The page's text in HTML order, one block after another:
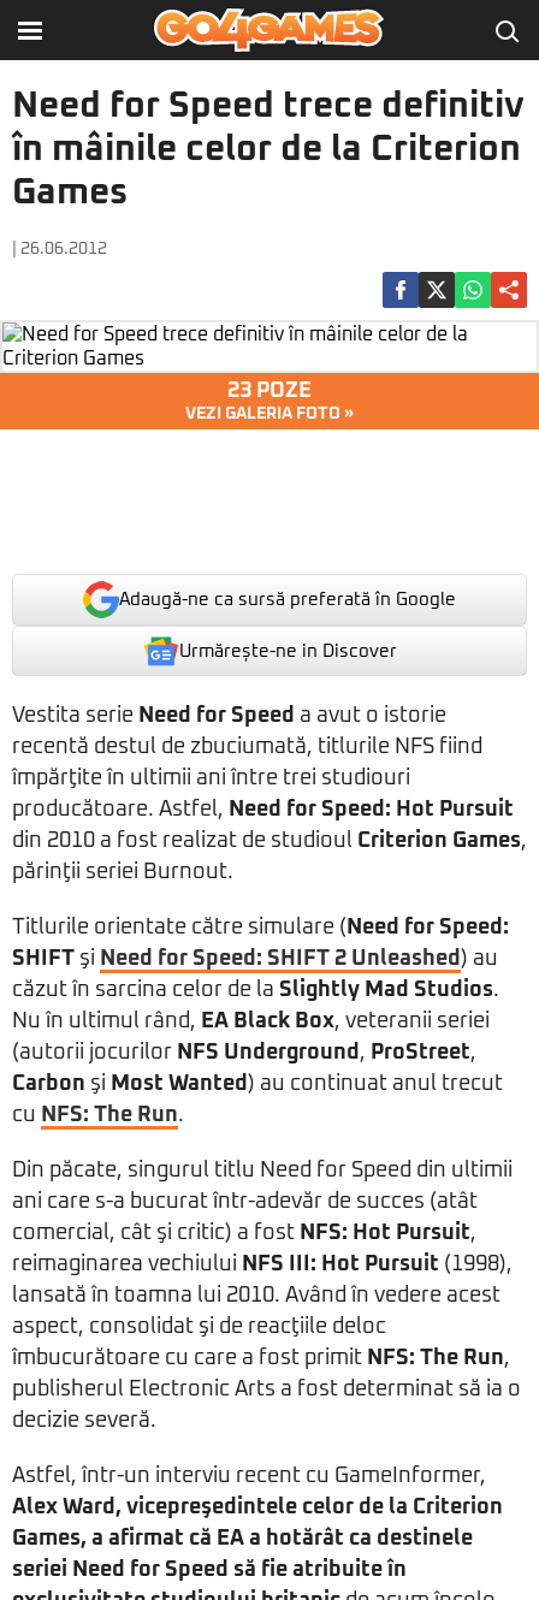
Need for Speed trece definitiv
în mâinile celor de la Criterion
Games
| 26.06.2012
23 POZE
VEZI GALERIA FOTO »
Adaugă-ne ca sursă preferată în Google
Urmărește-ne in Discover
Vestita serie Need for Speed a avut o istorie
recentă destul de zbuciumată, titlurile NFS fiind
împărţite în ultimii ani între trei studiouri
producătoare. Astfel, Need for Speed: Hot Pursuit
din 2010 a fost realizat de studioul Criterion Games,
părinţii seriei Burnout.
Titlurile orientate către simulare ( Need for Speed:
SHIFT şi Need for Speed: SHIFT 2 Unleashed ) au
căzut în sarcina celor de la Slightly Mad Studios.
Nu în ultimul rând, EA Black Box, veteranii seriei
(autorii jocurilor NFS Underground , ProStreet,
Carbon şi Most Wanted ) au continuat anul trecut
cu NFS: The Run.
Din păcate, singurul titlu Need for Speed din ultimii
ani care s-a bucurat într-adevăr de succes (atât
comercial, cât şi critic) a fost NFS: Hot Pursuit,
reimaginarea vechiului NFS III: Hot Pursuit (1998),
lansată în toamna lui 2010. Având în vedere acest
aspect, consolidat şi de reacţiile deloc
îmbucurătoare cu care a fost primit NFS: The Run,
publisherul Electronic Arts a fost determinat să ia o
decizie severă.
Astfel, într-un interviu recent cu GameInformer,
Alex Ward, vicepreşedintele celor de la Criterion
Games, a afirmat că EA a hotărât ca destinele
seriei Need for Speed să fie atribuite în